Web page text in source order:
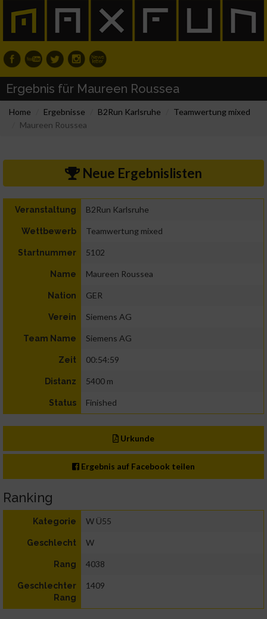
Ergebnis für Maureen Roussea
Home Ergebnisse B2Run Karlsruhe
Teamwertung mixed
Maureen Roussea
Neue Ergebnislisten
Veranstaltung B2Run Karlsruhe
Wettbewerb Teamwertung mixed
Startnummer 5102
Name Maureen Roussea
Nation GER
Verein Siemens AG
Team Name Siemens AG
Zeit 00:54:59
Distanz 5400 m
Status Finished
Urkunde
Ergebnis auf Facebook teilen
Ranking
Kategorie W Ü55
Geschlecht W
Rang 4038
Geschlechter
Rang
1409